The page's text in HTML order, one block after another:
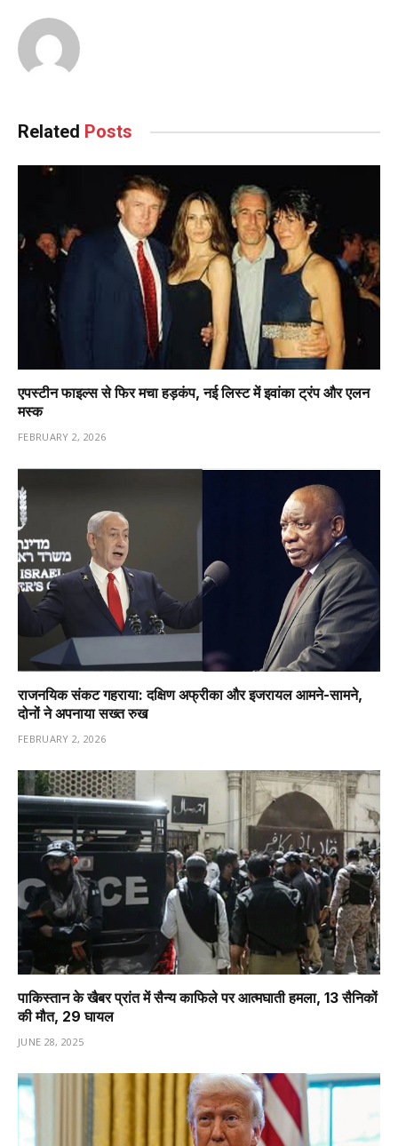
Related Posts
एपस्टीन फाइल्स से फिर मचा हड़कंप, नई लिस्ट में इवांका ट्रंप और एलन
मस्क
FEBRUARY 2, 2026
राजनयिक संकट गहराया: दक्षिण अफ्रीका और इजरायल आमने-सामने,
दोनों ने अपनाया सख्त रुख
FEBRUARY 2, 2026
पाकिस्तान के खैबर प्रांत में सैन्य काफिले पर आत्मघाती हमला, 13 सैनिकों
की मौत, 29 घायल
JUNE 28, 2025